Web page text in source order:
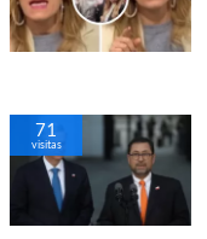
71
visitas